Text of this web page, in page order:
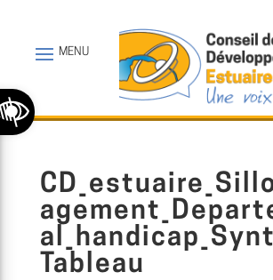
la barre d’outils
Tableau